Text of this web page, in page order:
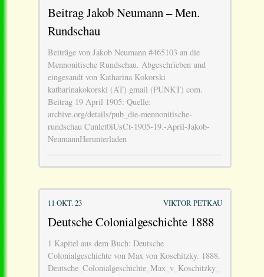
Beitrag Jakob Neumann – Men.
Rundschau
Beiträge von Jakob Neumann #465103 an die
Mennonitische Rundschau. Abgeschrieben und
eingesandt von Katharina Kokorski
katharinakokorski (AT) gmail (PUNKT) com.
Beitrag 19 April 1905: Quelle:
archive.org/details/pub_die-mennonitische-
rundschau Cunlet0iUsCt-1905-19.-April-Jakob-
NeumannHerunterladen
11 OKT. 23 VIKTOR PETKAU
Deutsche Colonialgeschichte 1888
1 Kapitel aus dem Buch: Deutsche
Colonialgeschichte von Max von Koschitzky. 1888.
Deutsche_Colonialgeschichte_Max_v_Koschitzky_